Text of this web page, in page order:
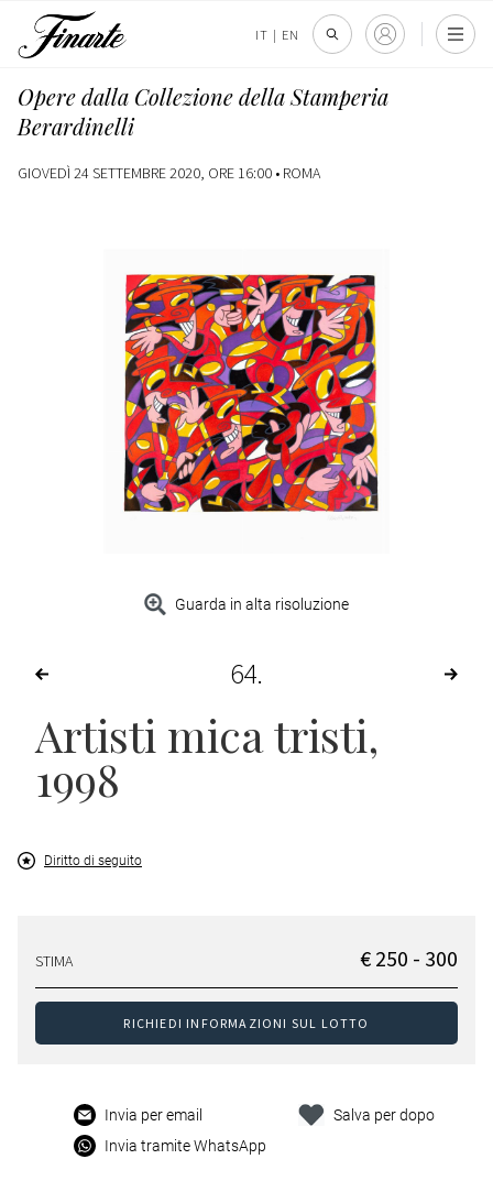
IT | EN
Opere dalla Collezione della Stamperia
Berardinelli
GIOVEDÌ 24 SETTEMBRE 2020, ORE 16:00 • ROMA
Guarda in alta risoluzione
64
Artisti mica tristi,
1998
Diritto di seguito
STIMA € 250 - 300
RICHIEDI INFORMAZIONI SUL LOTTO
Invia per email
Invia tramite WhatsApp
Salva per dopo